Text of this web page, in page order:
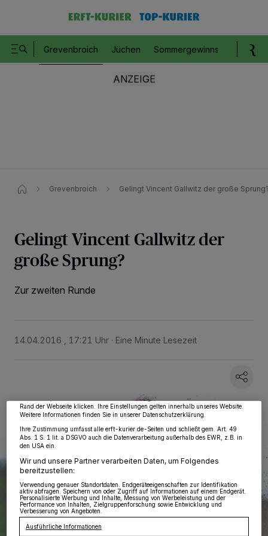
Grevenbroich Jüchen Sommergewinnspiel
Grevenbroich Gelingt Vincent Gallwitz der große
Gelingt Vincent Gallwitz der
große Sprung?
Zur zweiten Runde
14.04.2016 , 17:21 Uhr Eine Minute Lesezeit
Wir und unsere 218-Partner speichern und greifen auf personenbezogene Daten
möglicherweise nicht mehr so relevant für Sie. Sie können dieses Menü jederzeit
widerrufen, indem Sie auf den Link Einstellungen oder Ablehnen am unteren
Rand der Webseite klicken. Ihre Einstellungen gelten innerhalb unseres Website.
Weitere Informationen finden Sie in unserer Datenschutzerklärung.
Ihre Zustimmung umfasst alle erft-kurier.de-Seiten und schließt gem. Art. 49
Abs. 1 S. 1 lit. a DSGVO auch die Datenverarbeitung außerhalb des EWR, z.B. in
den USA ein.
Wir und unsere Partner verarbeiten Daten, um Folgendes
bereitzustellen:
Verwendung genauer Standortdaten. Endgeräteeigenschaften zur Identifikation
aktiv abfragen. Speichern von oder Zugriff auf Informationen auf einem Endgerät.
Personalisierte Werbung und Inhalte, Messung von Werbeleistung und der
Performance von Inhalten, Zielgruppenforschung sowie Entwicklung und
Verbesserung von Angeboten.
Ausführliche Informationen